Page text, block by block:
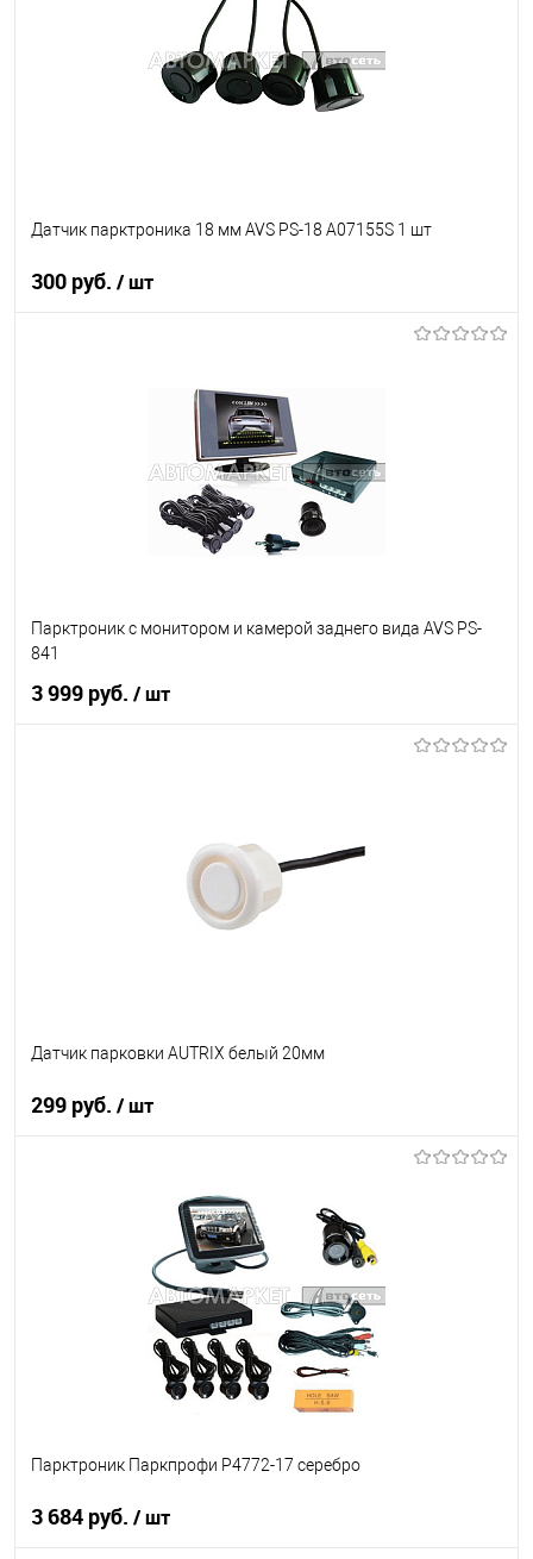
Датчик парктроника 18 мм AVS PS-18 A07155S 1 шт
300 руб. / шт
Парктроник с монитором и камерой заднего вида AVS PS-
841
3 999 руб. / шт
Датчик парковки AUTRIX белый 20мм
299 руб. / шт
В наличии
Парктроник Паркпрофи P4772-17 серебро
3 684 руб. / шт